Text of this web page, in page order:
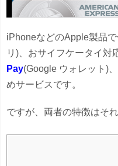
iPhoneなどのApple製品
リ)、おサイフケータイ対
Pay(Google ウォレット)
めサービスです。
ですが、両者の特徴はそ